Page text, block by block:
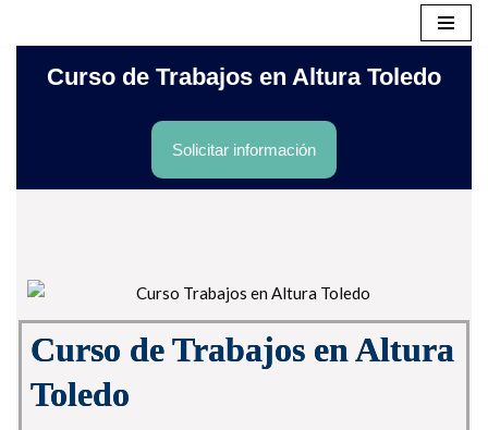
Curso de Trabajos en Altura Toledo
Solicitar información
Curso de Trabajos en Altura
Toledo